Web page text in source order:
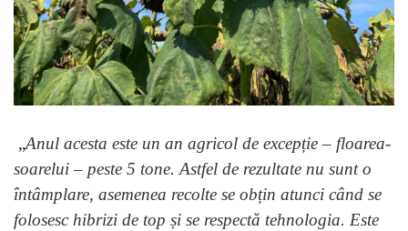
„Anul acesta este un an agricol de excepție – floarea-
soarelui – peste 5 tone. Astfel de rezultate nu sunt o
întâmplare, asemenea recolte se obțin atunci când se
folosesc hibrizi de top și se respectă tehnologia. Este